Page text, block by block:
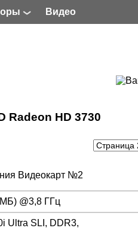
Видео
Radeon HD 3730
Видеокарт №2
@3,8 ГГц
Ultra SLI, DDR3,